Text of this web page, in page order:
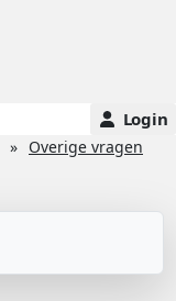
Login
Overige vragen